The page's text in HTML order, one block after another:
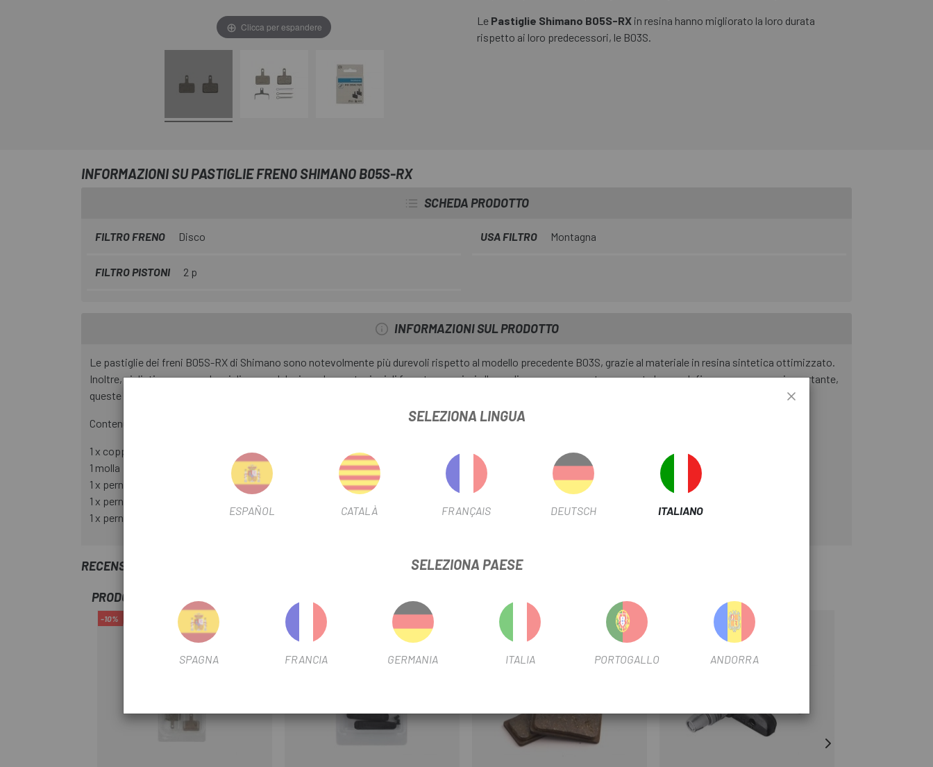
Clicca per espandere Le Pastiglie Shimano B05S-RX in resina hanno migliorato la loro durata
rispetto ai loro predecessori, le B03S.
INFORMAZIONI SU PASTIGLIE FRENO SHIMANO B05S-RX
SCHEDA PRODOTTO
FILTRO FRENO Disco USA FILTRO Montagna
FILTRO PISTONI 2 p
INFORMAZIONI SUL PRODOTTO
Le pastiglie dei freni B05S-RX di Shimano sono notevolmente più durevoli rispetto al modello precedente B03S, grazie al materiale in resina sintetica ottimizzato.
Inoltre, si distinguono per la migliore modulazione, le prestazioni di frenata superiori alla media e un rumore estremamente basso. Infine, ma non meno importante,
queste pastiglie dei freni sono compatibili con numerosi freni a disco delle categorie MTB e touring.
Contenuto:
1 x coppia di pastiglie dei freni Shimano B05S-RX
1 molla
1 x perni tipo 1
1 x perni tipo 2
1 x perni tipo 3
RECENSIONI TRUSTED SHOPS
PRODOTTI SIMILI
-10%
SELEZIONA LINGUA
ESPAÑOL CATALÀ FRANÇAIS DEUTSCH ITALIANO
SELEZIONA PAESE
SPAGNA FRANCIA GERMANIA ITALIA PORTOGALLO ANDORRA